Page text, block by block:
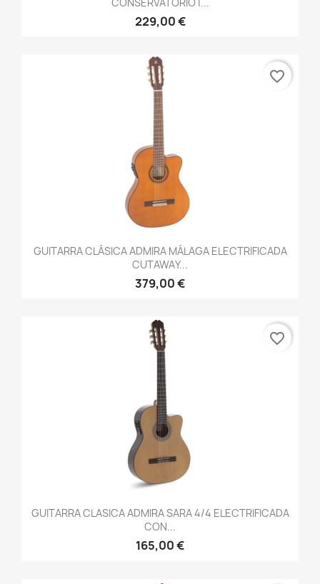
229,00 €
GUITARRA CLÁSICA ADMIRA MÁLAGA ELECTRIFICADA
CUTAWAY...
379,00 €
favorite_border
GUITARRA CLASICA ADMIRA SARA 4/4 ELECTRIFICADA
CON...
165,00 €
favorite_border